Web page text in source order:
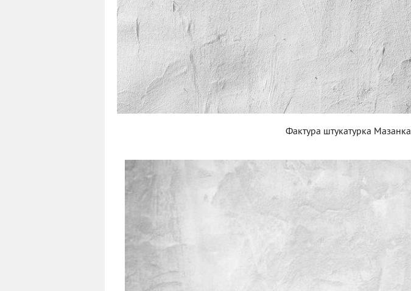
Фактура штукатурка Мазанка